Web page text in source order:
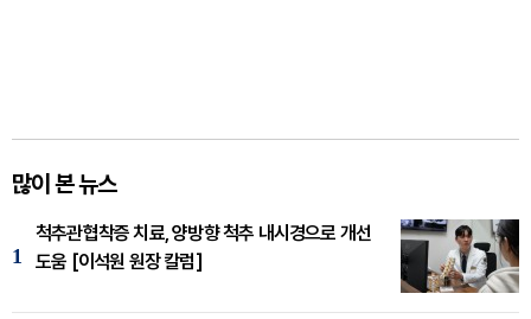
많이 본 뉴스
1
척추관협착증 치료, 양방향 척추 내시경으로 개선
도움 [이석원 원장 칼럼]